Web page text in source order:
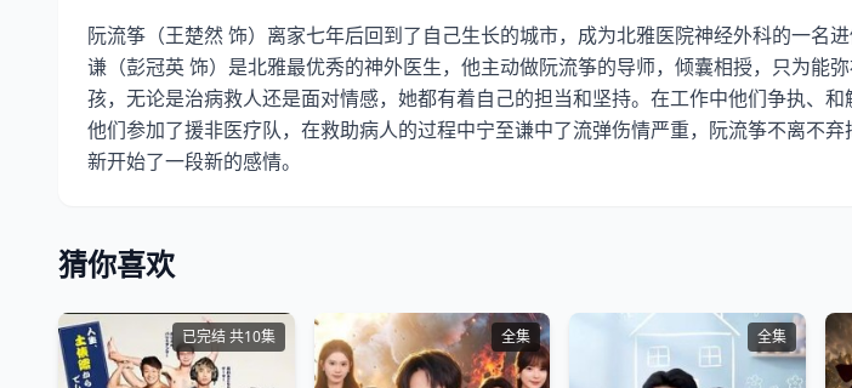
阮流筝（王楚然 饰）离家七年后回到了自己生长的城市，成为北雅医院神经外科的一名
谦（彭冠英 饰）是北雅最优秀的神外医生，他主动做阮流筝的导师，倾囊相授，只为能
孩，无论是治病救人还是面对情感，她都有着自己的担当和坚持。在工作中他们争执、
他们参加了援非医疗队，在救助病人的过程中宁至谦中了流弹伤情严重，阮流筝不离不
新开始了一段新的感情。
猜你喜欢
已完结 共10集 全集 全集